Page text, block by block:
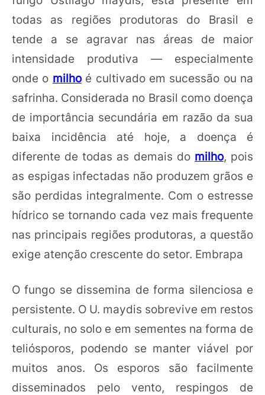
todas as regiões produtoras do Brasil e
tende a se agravar nas áreas de maior
intensidade produtiva — especialmente
onde o milhoé cultivado em sucessão ou na
safrinha. Considerada no Brasil como doença
de importância secundária em razão da sua
baixa incidência até hoje, a doença é
diferente de todas as demais do milho, pois
as espigas infectadas não produzem grãos e
são perdidas integralmente. Com o estresse
hídrico se tornando cada vez mais frequente
nas principais regiões produtoras, a questão
exige atenção crescente do setor. Embrapa
O fungo se dissemina de forma silenciosa e
persistente. O U. maydis sobrevive em restos
culturais, no solo e em sementes na forma de
teliósporos, podendo se manter viável por
muitos anos. Os esporos são facilmente
disseminados pelo vento, respingos de